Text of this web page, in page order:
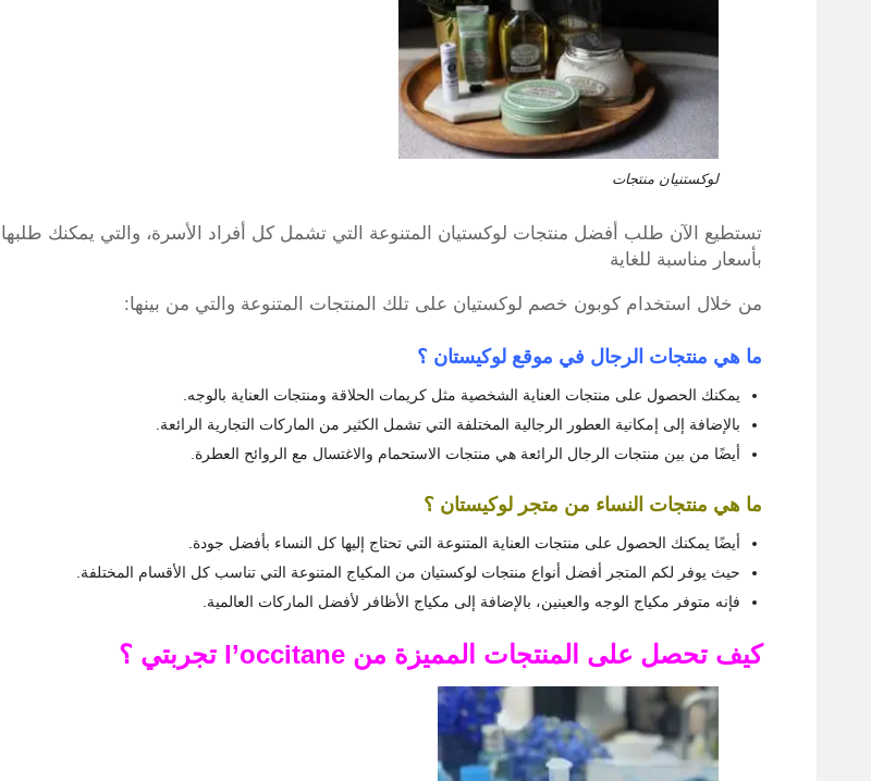
لوكستنيان منتجات
تستطيع الآن طلب أفضل منتجات لوكستيان المتنوعة التي تشمل كل أفراد الأسرة، والتي يمكنك طلبها
بأسعار مناسبة للغاية
من خلال استخدام كوبون خصم لوكستيان على تلك المنتجات المتنوعة والتي من بينها:
ما هي منتجات الرجال في موقع لوكيستان ؟
يمكنك الحصول على منتجات العناية الشخصية مثل كريمات الحلاقة ومنتجات العناية بالوجه.
بالإضافة إلى إمكانية العطور الرجالية المختلفة التي تشمل الكثير من الماركات التجارية الرائعة.
أيضًا من بين منتجات الرجال الرائعة هي منتجات الاستحمام والاغتسال مع الروائح العطرة.
ما هي منتجات النساء من متجر لوكيستان ؟
أيضًا يمكنك الحصول على منتجات العناية المتنوعة التي تحتاج إليها كل النساء بأفضل جودة.
حيث يوفر لكم المتجر أفضل أنواع منتجات لوكستيان من المكياج المتنوعة التي تناسب كل الأقسام المختلفة.
فإنه متوفر مكياج الوجه والعينين، بالإضافة إلى مكياج الأظافر لأفضل الماركات العالمية.
كيف تحصل على المنتجات المميزة من l’occitane تجربتي ؟